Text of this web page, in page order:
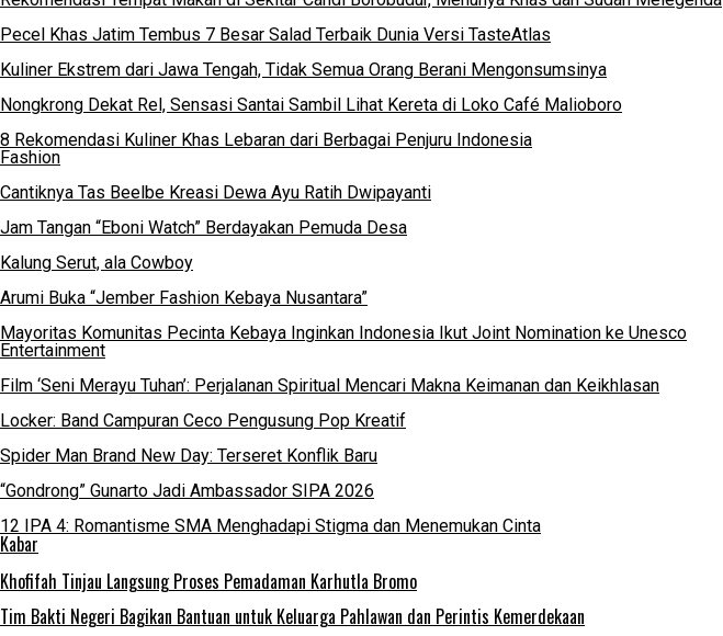
Pecel Khas Jatim Tembus 7 Besar Salad Terbaik Dunia Versi TasteAtlas
Kuliner Ekstrem dari Jawa Tengah, Tidak Semua Orang Berani Mengonsumsinya
Nongkrong Dekat Rel, Sensasi Santai Sambil Lihat Kereta di Loko Café Malioboro
8 Rekomendasi Kuliner Khas Lebaran dari Berbagai Penjuru Indonesia
Fashion
Cantiknya Tas Beelbe Kreasi Dewa Ayu Ratih Dwipayanti
Jam Tangan “Eboni Watch” Berdayakan Pemuda Desa
Kalung Serut, ala Cowboy
Arumi Buka “Jember Fashion Kebaya Nusantara”
Mayoritas Komunitas Pecinta Kebaya Inginkan Indonesia Ikut Joint Nomination ke Unesco
Entertainment
Film ‘Seni Merayu Tuhan’: Perjalanan Spiritual Mencari Makna Keimanan dan Keikhlasan
Locker: Band Campuran Ceco Pengusung Pop Kreatif
Spider Man Brand New Day: Terseret Konflik Baru
“Gondrong” Gunarto Jadi Ambassador SIPA 2026
12 IPA 4: Romantisme SMA Menghadapi Stigma dan Menemukan Cinta
Kabar
Khofifah Tinjau Langsung Proses Pemadaman Karhutla Bromo
Tim Bakti Negeri Bagikan Bantuan untuk Keluarga Pahlawan dan Perintis Kemerdekaan